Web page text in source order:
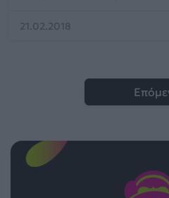
21.02.2018